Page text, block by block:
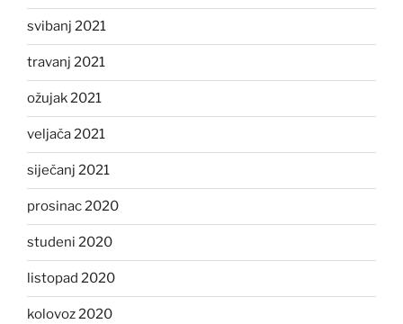
svibanj 2021
travanj 2021
ožujak 2021
veljača 2021
siječanj 2021
prosinac 2020
studeni 2020
listopad 2020
kolovoz 2020